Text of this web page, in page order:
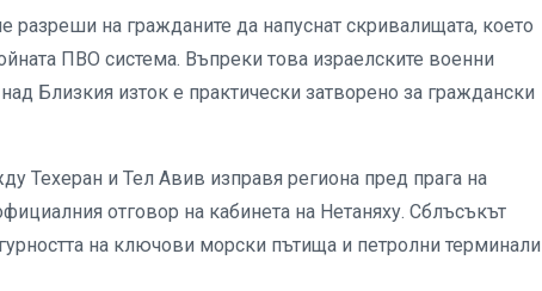
на гражданите да напуснат скривалищата, което
ПВО система. Въпреки това израелските военни
Близкия изток е практически затворено за граждански
Техеран и Тел Авив изправя региона пред прага на
отговор на кабинета на Нетаняху. Сблъсъкът
на ключови морски пътища и петролни терминали